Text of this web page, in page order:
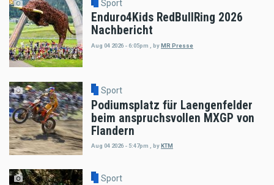
Sport
Enduro4Kids RedBullRing 2026
Nachbericht
Aug 04 2026 - 6:05pm byMR Presse
Sport
Podiumsplatz für Laengenfelder
beim anspruchsvollen MXGP von
Flandern
Aug 04 2026 - 5:47pm , by KTM
Sport